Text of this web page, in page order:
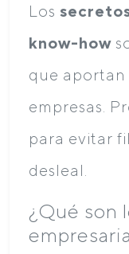
Los
know-how
que aportan
empresas.
para evitar
desleal.
¿Qué son